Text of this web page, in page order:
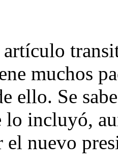
muchos
ello. Se
lo incluyó,
el nuevo